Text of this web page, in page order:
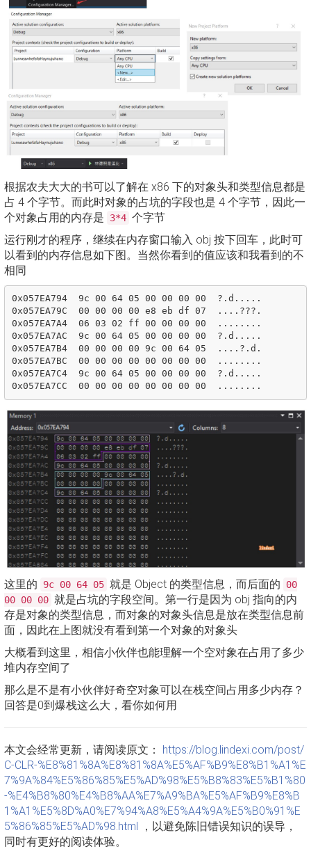
根据农夫大大的书可以了解在 x86 下的对象头和类型信息都是
占 4 个字节。而此时对象的占坑的字段也是 4 个字节，因此一
个对象占用的内存是
3*4 个字节
运行刚才的程序，继续在内存窗口输入 obj 按下回车，此时可
以看到的内存信息如下图。当然你看到的值应该和我看到的不
相同
0x057EA794  9c 00 64 05 00 00 00 00  ?.d.....
0x057EA79C  00 00 00 00 e8 eb df 07  ....???.
0x057EA7A4  06 03 02 ff 00 00 00 00  ........
0x057EA7AC  9c 00 64 05 00 00 00 00  ?.d.....
0x057EA7B4  00 00 00 00 9c 00 64 05  ....?.d.
0x057EA7BC  00 00 00 00 00 00 00 00  ........
0x057EA7C4  9c 00 64 05 00 00 00 00  ?.d.....
这里的 9c 00 64 05 就是 Object 的类型信息，而后面的
00
00 00 00 就是占坑的字段空间。第一行是因为 obj 指向的内
存是对象的类型信息，而对象的对象头信息是放在类型信息前
面，因此在上图就没有看到第一个对象的对象头
大概看到这里，相信小伙伴也能理解一个空对象在占用了多少
堆内存空间了
那么是不是有小伙伴好奇空对象可以在栈空间占用多少内存？
回答是0到爆栈这么大，看你如何用
本文会经常更新，请阅读原文： https://blog.lindexi.com/post/
C-CLR-%E8%81%8A%E8%81%8A%E5%AF%B9%E8%B1%A1%E
7%9A%84%E5%86%85%E5%AD%98%E5%B8%83%E5%B1%80
-%E4%B8%80%E4%B8%AA%E7%A9%BA%E5%AF%B9%E8%B
1%A1%E5%8D%A0%E7%94%A8%E5%A4%9A%E5%B0%91%E
5%86%85%E5%AD%98.html ，以避免陈旧错误知识的误导，
同时有更好的阅读体验。